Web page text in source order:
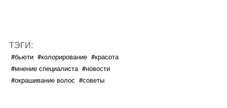
ТЭГИ:
#бьюти #колорирование #красота
#мнение специалиста #новости
#окрашивание волос #советы